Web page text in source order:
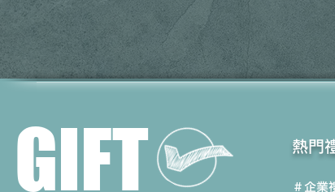
GIFT 熱門
＃企業